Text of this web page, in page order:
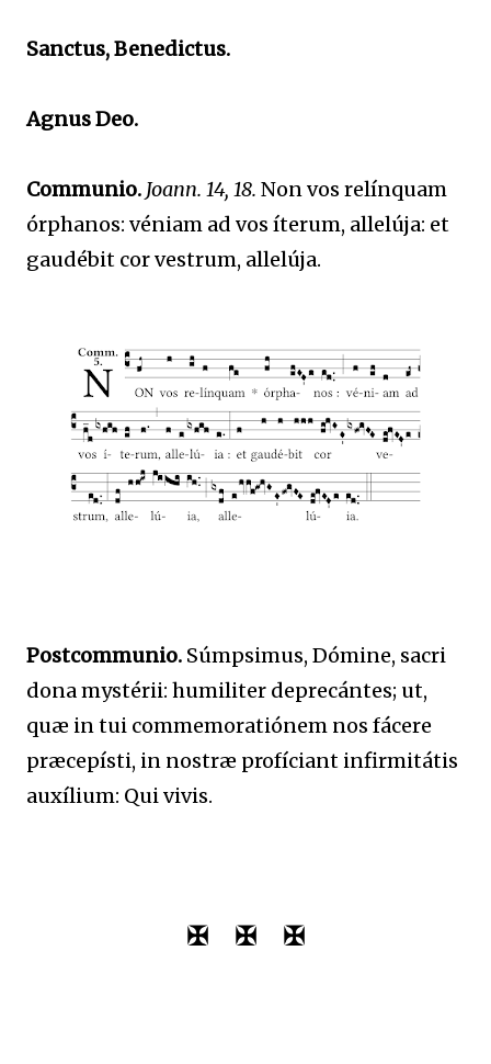
Sanctus, Benedictus.
Agnus Deo.
Communio. Joann. 14, 18. Non vos relínquam
órphanos: véniam ad vos íterum, allelúja: et
gaudébit cor vestrum, allelúja.
Postcommunio. Súmpsimus, Dómine, sacri
dona mystérii: humiliter deprecántes; ut,
quæ in tui commemoratiónem nos fácere
præcepísti, in nostræ profíciant infirmitátis
auxílium: Qui vivis.
✠ ✠ ✠